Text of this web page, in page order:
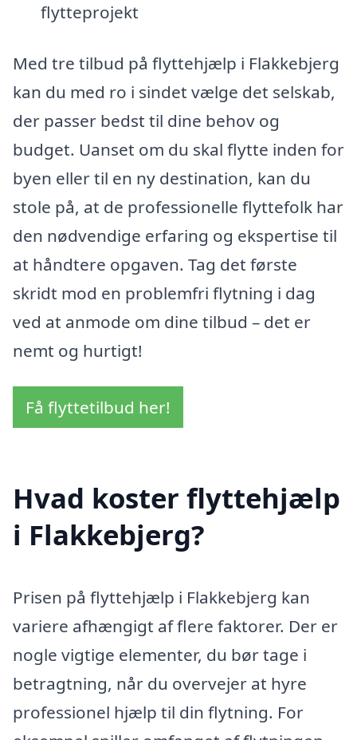
flytteprojekt
Med tre tilbud på flyttehjælp i Flakkebjerg
kan du med ro i sindet vælge det selskab,
der passer bedst til dine behov og
budget. Uanset om du skal flytte inden for
byen eller til en ny destination, kan du
stole på, at de professionelle flyttefolk har
den nødvendige erfaring og ekspertise til
at håndtere opgaven. Tag det første
skridt mod en problemfri flytning i dag
ved at anmode om dine tilbud – det er
nemt og hurtigt!
Få flyttetilbud her!
Hvad koster flyttehjælp
i Flakkebjerg?
Prisen på flyttehjælp i Flakkebjerg kan
variere afhængigt af flere faktorer. Der er
nogle vigtige elementer, du bør tage i
betragtning, når du overvejer at hyre
professionel hjælp til din flytning. For